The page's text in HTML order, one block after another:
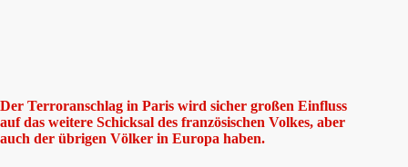
Der Terroranschlag in Paris wird sicher großen Einfluss
auf das weitere Schicksal des französischen Volkes, aber
auch der übrigen Völker in Europa haben.